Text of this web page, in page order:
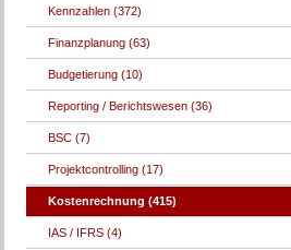
Kennzahlen (372)
Finanzplanung (63)
Budgetierung (10)
Reporting / Berichtswesen (36)
BSC (7)
Projektcontrolling (17)
Kostenrechnung (415)
IAS / IFRS (4)